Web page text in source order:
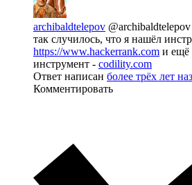
archibaldtelepov @archibaldtelepov
так случилось, что я нашёл
https://www.hackerrank.com и ещё
инструмент - codility.com
Ответ написан более трёх лет
Комментировать